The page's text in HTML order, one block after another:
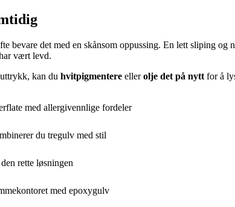
bevare det med en skånsom oppussing. En lett sliping
vært levd.
kan du hvitpigmentere ellerolje det på nytt for å
med allergivennlige fordeler
du tregulv med stil
rette løsningen
med epoxygulv